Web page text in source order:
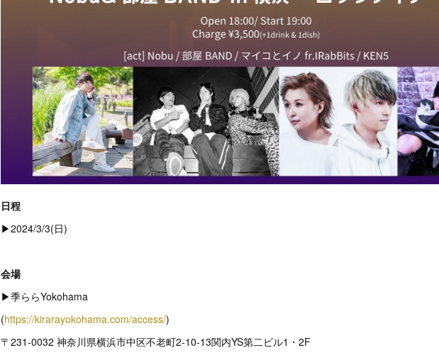
日程
▶︎2024/3/3(日)
会場
▶︎季ららYokohama
(https://kirarayokohama.com/access/)
〒231-0032 神奈川県横浜市中区不老町2-10-13関内YS第二ビル1・2F